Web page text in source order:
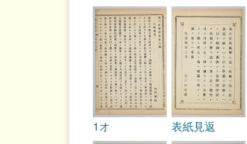
表紙見返
1オ